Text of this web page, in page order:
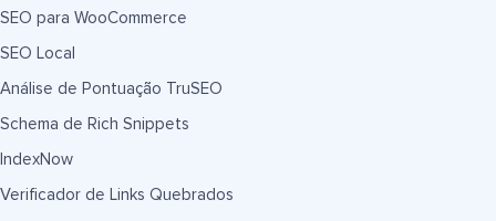
SEO para WooCommerce
SEO Local
Análise de Pontuação TruSEO
Schema de Rich Snippets
IndexNow
Verificador de Links Quebrados